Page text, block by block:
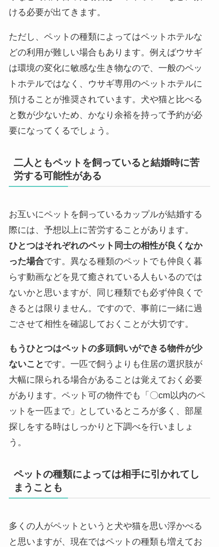
ける必要が出てきます。
ただし、ペットの種類によってはペットホテルな
どの利用が難しい場合もあります。例えばウサギ
は環境の変化に敏感な生き物なので、一般のペッ
トホテルではなく、ウサギ専用のペットホテルに
預けることが推奨されています。犬や猫と比べる
と数が少ないため、かなり余裕を持って予約が必
要になってくるでしょう。
二人ともペットを飼っていると結婚時に苦
労する可能性がある
お互いにペットを飼っているカップルが結婚する
際には、予想以上に苦労することがあります。
ひとつはそれぞれのペット同士の相性が良くなか
った場合です。異なる種類のペットでも仲良く暮
らす動画などを見て癒されている人もいるのでは
ないかと思いますが、同じ種類でも必ず仲良くで
きるとは限りません。ですので、事前に一緒に過
ごさせて相性を確認しておくことが大切です。
もうひとつはペットの多頭飼いができる物件が少
ないこと です。一匹で飼うよりも住居の選択肢が
大幅に限られる場合があることは覚えておく必要
があります。ペット可の物件でも「〇cm以内のペ
ットを一匹まで」としているところが多く、部屋
探しをする時はしっかりと下調べを行いましょ
う。
ペットの種類によっては相手に引かれてし
まうことも
多くの人がペットというと犬や猫を思い浮かべる
と思いますが、現在ではペットの種類も増えてお